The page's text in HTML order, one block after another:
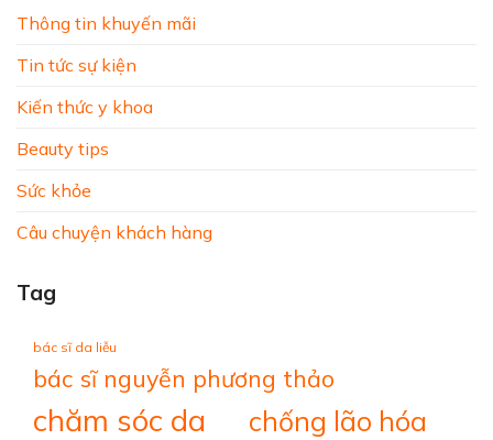
Thông tin khuyến mãi
Tin tức sự kiện
Kiến thức y khoa
Beauty tips
Sức khỏe
Câu chuyện khách hàng
Tag
bác sĩ da liễu
bác sĩ nguyễn phương thảo
chăm sóc da chống lão hóa